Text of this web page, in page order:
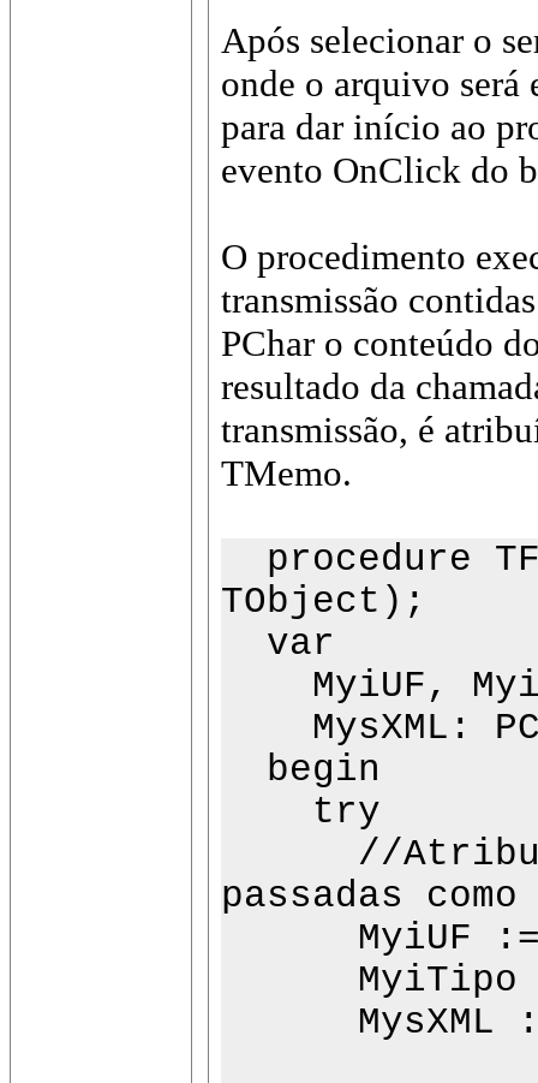
Após selecionar o
onde o arquivo
para dar início ao
evento OnClick do
O procedimento
transmissão
PChar o conteúdo
resultado da
transmissão, é
TMemo.
procedure
TObject);
var
MyiUF,
MysXML:
begin
try
//Atribue
passadas
MyiUF :=
MyiTipo :=
MysXML :=